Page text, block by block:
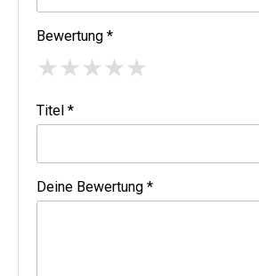
Bewertung *
★★★★★
Titel *
Deine Bewertung *